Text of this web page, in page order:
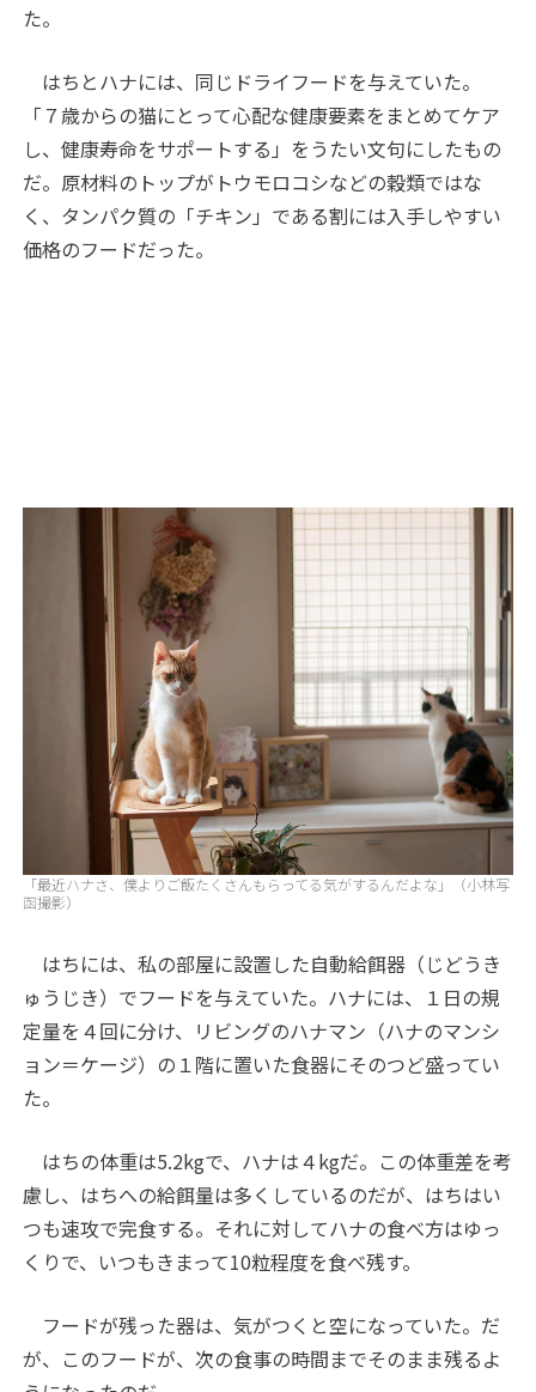
た。
はちとハナには、同じドライフードを与えていた。
「７歳からの猫にとって心配な健康要素をまとめてケア
し、健康寿命をサポートする」をうたい文句にしたもの
だ。原材料のトップがトウモロコシなどの穀類ではな
く、タンパク質の「チキン」である割には入手しやすい
価格のフードだった。
「最近ハナさ、僕よりご飯たくさんもらってる気がするんだよな」（小林写
函撮影）
はちには、私の部屋に設置した自動給餌器（じどうき
ゅうじき）でフードを与えていた。ハナには、１日の規
定量を４回に分け、リビングのハナマン（ハナのマンシ
ョン＝ケージ）の１階に置いた食器にそのつど盛ってい
た。
はちの体重は5.2kgで、ハナは４kgだ。この体重差を考
慮し、はちへの給餌量は多くしているのだが、はちはい
つも速攻で完食する。それに対してハナの食べ方はゆっ
くりで、いつもきまって10粒程度を食べ残す。
フードが残った器は、気がつくと空になっていた。だ
が、このフードが、次の食事の時間までそのまま残るよ